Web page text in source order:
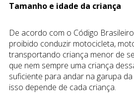
Tamanho e idade da criança
De acordo com o Código
proibido conduzir motocicleta,
transportando criança menor de
que nem sempre uma criança
suficiente para andar na garupa
isso depende de cada criança.